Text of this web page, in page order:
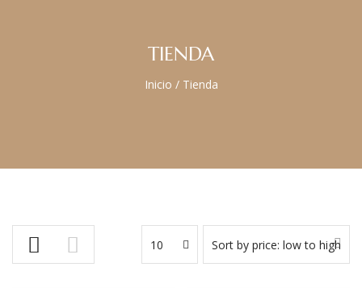
TIENDA
Inicio / Tienda
Sort by price: low to high
10